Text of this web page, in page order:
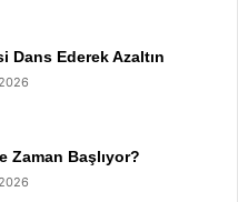
Dans Ederek Azaltın
Zaman Başlıyor?